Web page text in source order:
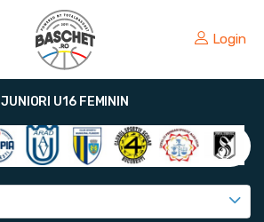
Login
JUNIORI U16 FEMININ